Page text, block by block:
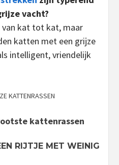
vacht?
kat tot kat, maar
katten met een grijze
intelligent, vriendelijk
KATTENRASSEN
kattenrassen
RIJTJE MET WEINIG